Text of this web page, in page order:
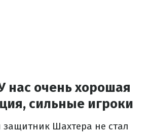
нас очень хорошая
сильные игроки
Шахтера не стал